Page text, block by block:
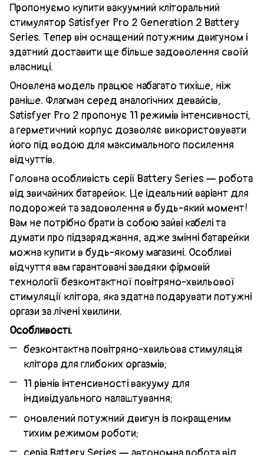
Пропонуємо купити вакуумний кліторальний
стимулятор Satisfyer Pro 2 Generation 2 Battery
Series. Тепер він оснащений потужним двигуном і
здатний доставити ще більше задоволення своїй
власниці.
Оновлена модель працює набагато тихіше, ніж
раніше. Флагман серед аналогічних девайсів,
Satisfyer Pro 2 пропонує 11 режимів інтенсивності,
а герметичний корпус дозволяє використовувати
його під водою для максимального посилення
відчуттів.
Головна особливість серії Battery Series — робота
від звичайних батарейок. Це ідеальний варіант для
подорожей та задоволення в будь-який момент!
Вам не потрібно брати із собою зайві кабелі та
думати про підзаряджання, адже змінні батарейки
можна купити в будь-якому магазині. Особливі
відчуття вам гарантовані завдяки фірмовій
технології безконтактної повітряно-хвильової
стимуляції клітора, яка здатна подарувати потужні
оргази за лічені хвилини.
Особливості:
безконтактна повітряно-хвильова стимуляція
клітора для глибоких оргазмів;
11 рівнів інтенсивності вакууму для
індивідуального налаштування;
оновлений потужний двигун із покращеним
тихим режимом роботи;